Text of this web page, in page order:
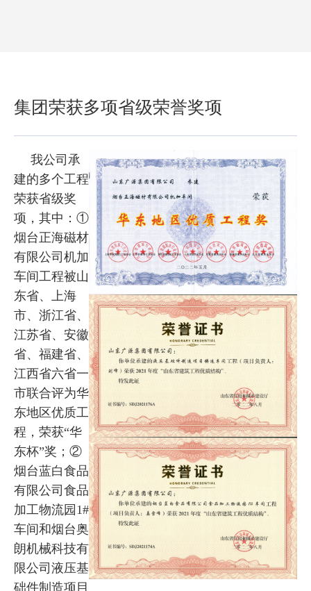
集团荣获多项省级荣誉奖项
我公司承
建的多个工程
荣获省级奖
项，其中：①
烟台正海磁材
有限公司机加
车间工程被山
东省、上海
市、浙江省、
江苏省、安徽
省、福建省、
江西省六省一
市联合评为华
东地区优质工
程，荣获“华
东杯”奖；②
烟台蓝白食品
有限公司食品
加工物流园1#
车间和烟台奥
朗机械科技有
限公司液压基
础件制造项目